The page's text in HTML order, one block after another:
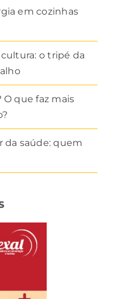
em cozinhas
o tripé da
que faz mais
da saúde: quem